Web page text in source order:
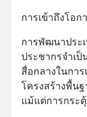
การเข้าถึงโอ
การพัฒนาประ
ประชากรจำเ
สื่อกลางในกา
โครงสร้างพื้น
แม้แต่การกระ